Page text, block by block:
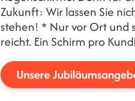
Zukunft: Wir lassen Sie
stehen! * Nur vor Ort und
reicht. Ein Schirm pro
Unsere